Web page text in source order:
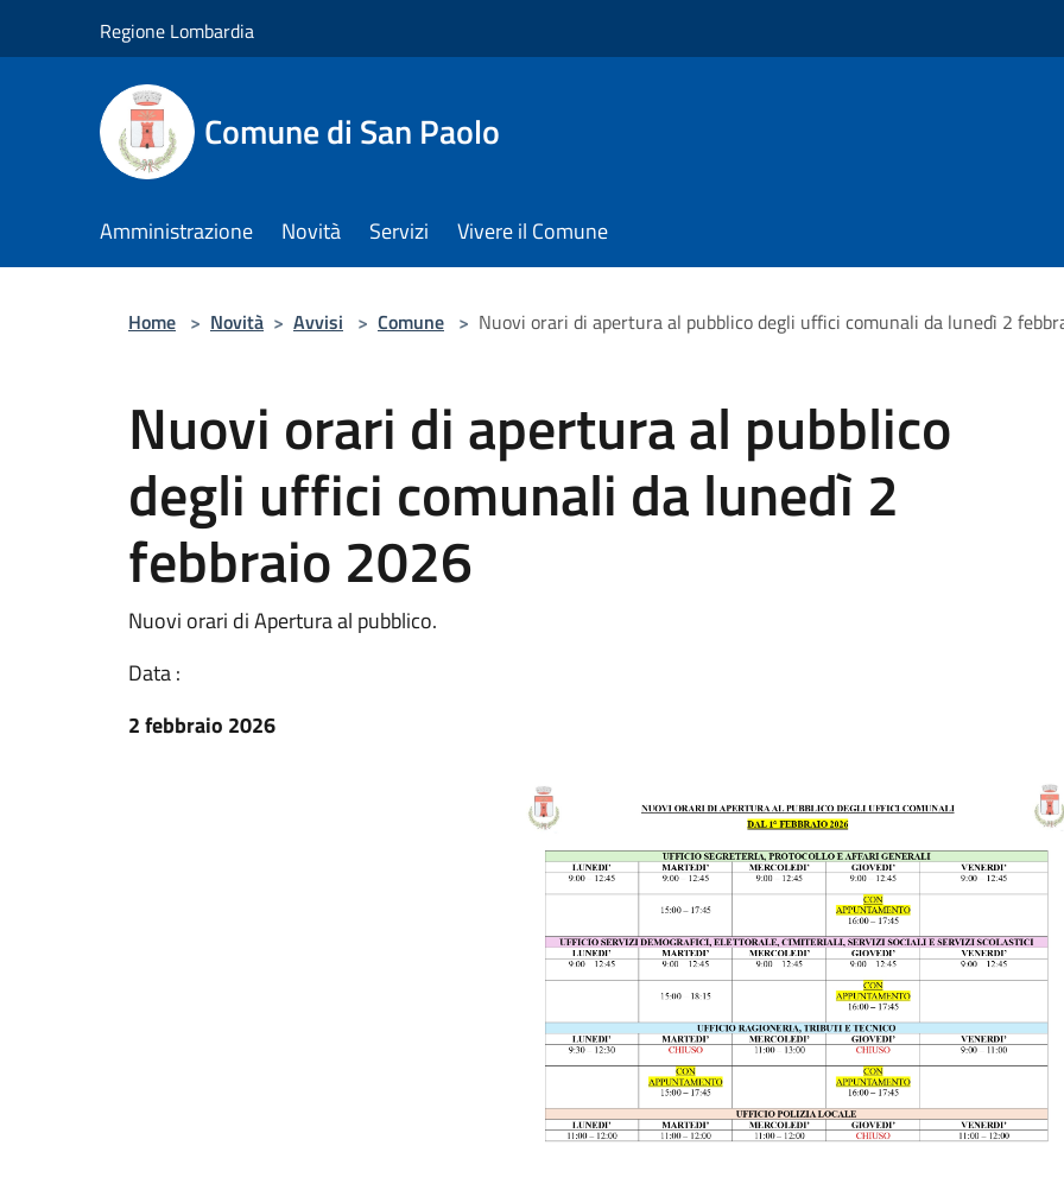
Regione Lombardia
Comune di San Paolo
Amministrazione Novità Servizi Vivere il Comune
Home > Novità > Avvisi > Comune > Nuovi orari di apertura al pubblico degli uffici comunali da lunedì 2
Nuovi orari di apertura al pubblico
degli uffici comunali da lunedì 2
febbraio 2026
Nuovi orari di Apertura al pubblico.
Data :
2 febbraio 2026